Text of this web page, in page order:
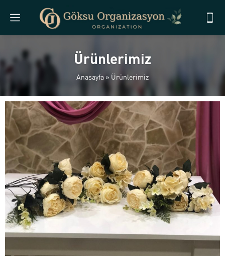
Ürünlerimiz
Anasayfa» Ürünlerimiz